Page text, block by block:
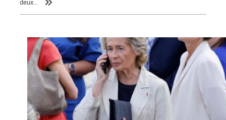
deux...